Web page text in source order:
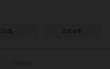
10歳～ 2004年